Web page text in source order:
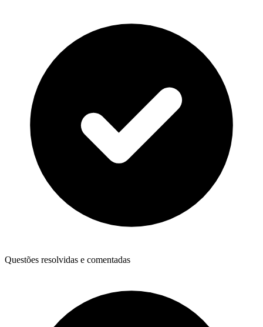
Questões resolvidas e comentadas